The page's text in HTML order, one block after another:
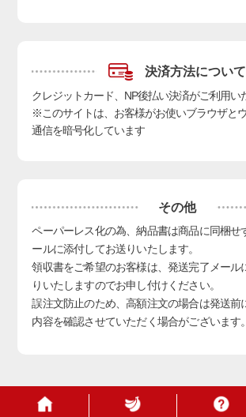
決済方法について
クレジットカード、NP後払い決済がご利用い
※このサイトは、お客様がお使いブラウザと
通信を暗号化しています
その他
ペーパーレス化の為、納品書は商品に同梱せ
ールに添付してお送りいたします。
領収書をご希望のお客様は、発送完了メール
りいたしますのでお申し付けください。
誤注文防止のため、高額注文の場合は発送前
内容を確認させていただく場合がございます。